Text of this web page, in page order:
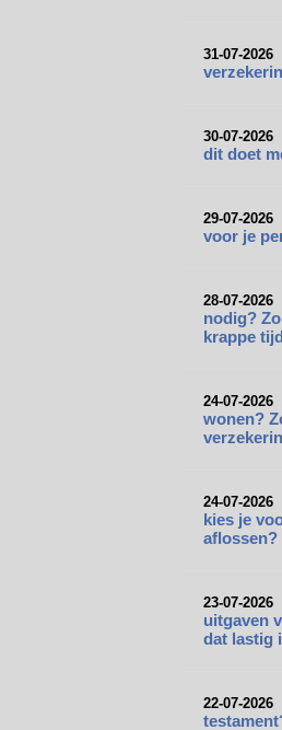
31-07-2026
30-07-2026
dit doet
29-07-2026
voor je
28-07-2026
nodig?
krappe
24-07-2026
wonen?
24-07-2026
kies je
aflossen?
23-07-2026
uitgaven
dat lastig
22-07-2026